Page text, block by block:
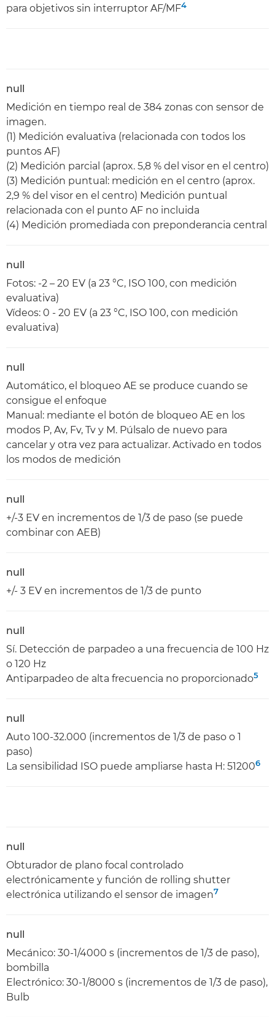
para objetivos sin interruptor AF/MF4
null
Medición en tiempo real de 384 zonas con sensor de
imagen.
(1) Medición evaluativa (relacionada con todos los
puntos AF)
(2) Medición parcial (aprox. 5,8 % del visor en el centro)
(3) Medición puntual: medición en el centro (aprox.
2,9 % del visor en el centro) Medición puntual
relacionada con el punto AF no incluida
(4) Medición promediada con preponderancia central
null
Fotos: -2 – 20 EV (a 23 °C, ISO 100, con medición
evaluativa)
Vídeos: 0 - 20 EV (a 23 °C, ISO 100, con medición
evaluativa)
null
Automático, el bloqueo AE se produce cuando se
consigue el enfoque
Manual: mediante el botón de bloqueo AE en los
modos P, Av, Fv, Tv y M. Púlsalo de nuevo para
cancelar y otra vez para actualizar. Activado en todos
los modos de medición
null
+/-3 EV en incrementos de 1/3 de paso (se puede
combinar con AEB)
null
+/- 3 EV en incrementos de 1/3 de punto
null
Sí. Detección de parpadeo a una frecuencia de 100 Hz
o 120 Hz
Antiparpadeo de alta frecuencia no proporcionado5
null
Auto 100-32.000 (incrementos de 1/3 de paso o 1
paso)
La sensibilidad ISO puede ampliarse hasta H: 512006
null
Obturador de plano focal controlado
electrónicamente y función de rolling shutter
electrónica utilizando el sensor de imagen7
null
Mecánico: 30-1/4000 s (incrementos de 1/3 de paso),
bombilla
Electrónico: 30-1/8000 s (incrementos de 1/3 de paso),
Bulb